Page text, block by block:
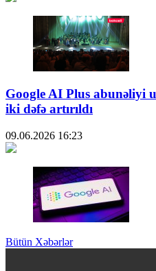
Google AI Plus abunəliyi
iki dəfə artırıldı
09.06.2026 16:23
Bütün Xəbərlər